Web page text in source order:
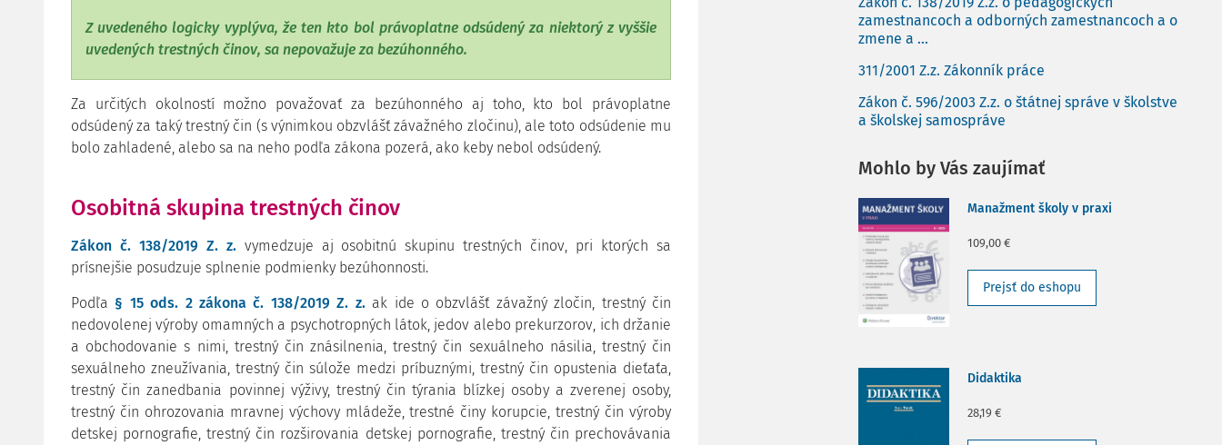
Z uvedeného logicky vyplýva, že ten kto bol právoplatne odsúdený za niektorý z vyššie
uvedených trestných činov, sa nepovažuje za bezúhonného.
Za určitých okolností možno považovať za bezúhonného aj toho, kto bol právoplatne
odsúdený za taký trestný čin (s výnimkou obzvlášť závažného zločinu), ale toto odsúdenie mu
bolo zahladené, alebo sa na neho podľa zákona pozerá, ako keby nebol odsúdený.
Osobitná skupina trestných činov
Zákon č. 138/2019 Z. z.vymedzuje aj osobitnú skupinu trestných činov, pri ktorých sa
prísnejšie posudzuje splnenie podmienky bezúhonnosti.
Podľa § 15 ods. 2 zákona č. 138/2019 Z. z.ak ide o obzvlášť závažný zločin, trestný čin
nedovolenej výroby omamných a psychotropných látok, jedov alebo prekurzorov, ich držanie
a obchodovanie s nimi, trestný čin znásilnenia, trestný čin sexuálneho násilia, trestný čin
sexuálneho zneužívania, trestný čin súlože medzi príbuznými, trestný čin opustenia dieťaťa,
trestný čin zanedbania povinnej výživy, trestný čin týrania blízkej osoby a zverenej osoby,
trestný čin ohrozovania mravnej výchovy mládeže, trestné činy korupcie, trestný čin výroby
detskej pornografie, trestný čin rozširovania detskej pornografie, trestný čin prechovávania
zamestnancoch a odborných zamestnancoch a o
zmene a ...
311/2001 Z.z. Zákonník práce
Zákon č. 596/2003 Z.z. o štátnej správe v školstve
a školskej samospráve
Mohlo by Vás zaujímať
Manažment školy v praxi
109,00 €
Prejsť do eshopu
Didaktika
28,19 €